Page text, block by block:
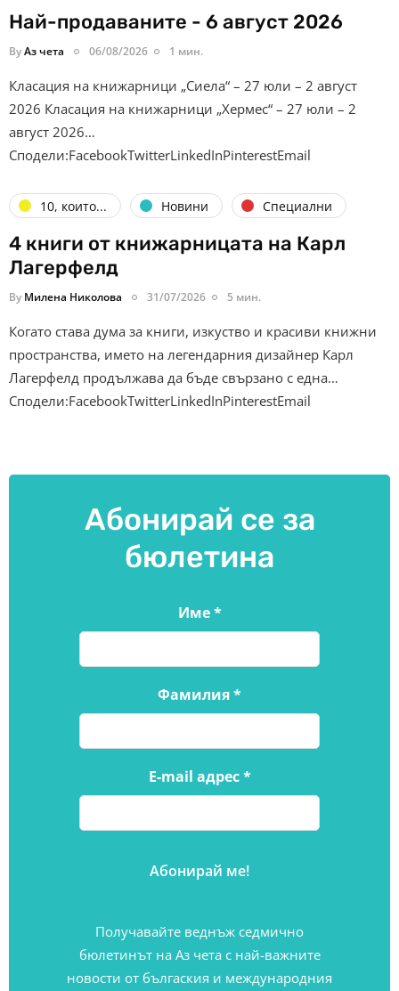
Най-продаваните - 6 август 2026
ByАз чета 06/08/2026 1 мин.
Класация на книжарници „Сиела“ – 27 юли – 2 август
2026 Класация на книжарници „Хермес“ – 27 юли – 2
август 2026…
Сподели:FacebookTwitterLinkedInPinterestEmail
10, които... Новини Специални
4 книги от книжарницата на Карл
Лагерфелд
By Милена Николова 31/07/2026 5 мин.
Когато става дума за книги, изкуство и красиви книжни
пространства, името на легендарния дизайнер Карл
Лагерфелд продължава да бъде свързано с една…
Сподели:FacebookTwitterLinkedInPinterestEmail
Абонирай се за
бюлетина
Име*
Фамилия*
E-mail адрес*
Получавайте веднъж седмично
бюлетинът на Аз чета с най-важните
новости от бългаския и международния